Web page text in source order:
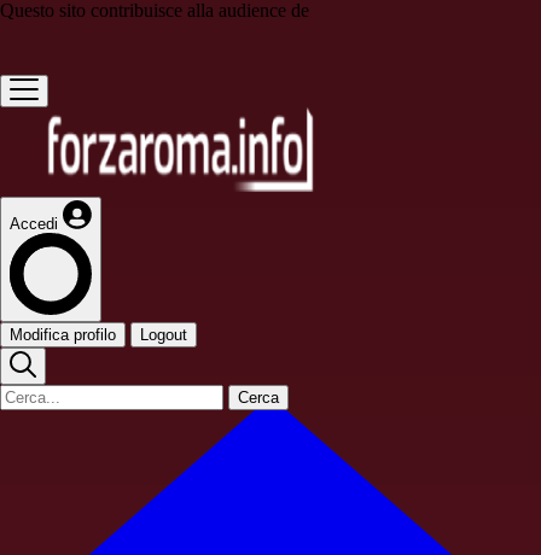
Questo sito contribuisce alla audience de
Accedi
Modifica profilo Logout
Cerca